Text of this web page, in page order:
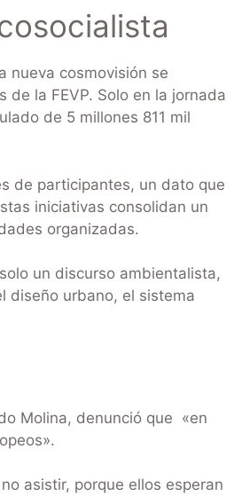
nueva cosmovisión se
la FEVP. Solo en la jornada
de 5 millones 811 mil
de participantes, un dato que
iniciativas consolidan un
organizadas.
un discurso ambientalista,
diseño urbano, el sistema
Molina, denunció que «en
asistir, porque ellos esperan